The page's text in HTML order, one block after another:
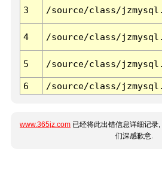
3 /source/class/
4 /source/class/
5 /source/class/
6 /source/class/
www.365jz.com 已经将此出错信息详细记录
们深感歉意.